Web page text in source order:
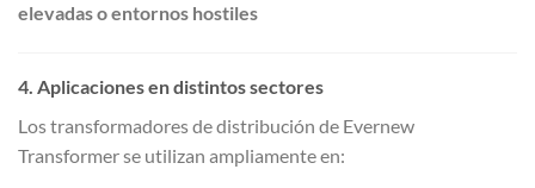
elevadas o entornos hostiles
4. Aplicaciones en distintos sectores
Los transformadores de distribución de Evernew
Transformer se utilizan ampliamente en: